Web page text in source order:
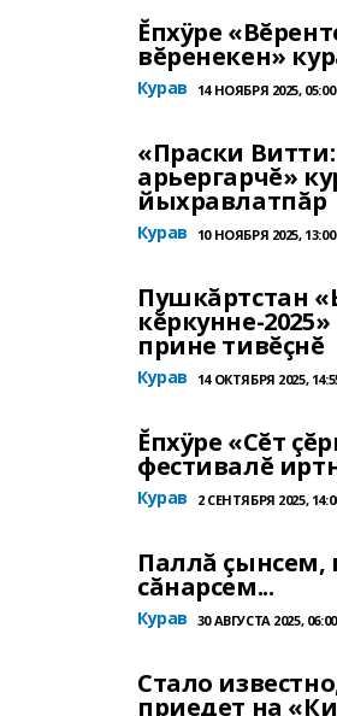
Ĕпхÿре
вĕренекен»
Курав 14 НОЯБРЯ 2025, 05:00
«Праски
арьергарчĕ»
йыхравлатпăр
Курав 10 НОЯБРЯ 2025, 13:00
Пушкăртстан
кĕркунне-
прине тивĕçнĕ
Курав 14 ОКТЯБРЯ 2025,
Ĕпхÿре «Сĕт
фестивалĕ
Курав 2 СЕНТЯБРЯ 2025,
Паллă çынсем,
сăнарсем...
Курав 30 АВГУСТА 2025, 06:00
Стало
приедет на